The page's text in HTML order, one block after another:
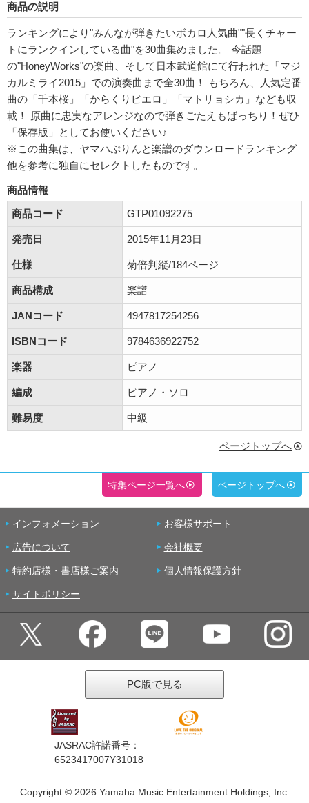
商品の説明
ランキングにより"みんなが弾きたいボカロ人気曲""長くチャー
トにランクインしている曲"を30曲集めました。 今話題
の"HoneyWorks"の楽曲、そして日本武道館にて行われた「マジ
カルミライ2015」での演奏曲まで全30曲！ もちろん、人気定番
曲の「千本桜」「からくりピエロ」「マトリョシカ」なども収
載！ 原曲に忠実なアレンジなので弾きごたえもばっちり！ぜひ
「保存版」としてお使いください♪
※この曲集は、ヤマハぷりんと楽譜のダウンロードランキング
他を参考に独自にセレクトしたものです。
商品情報
商品コード
GTP01092275
発売日 2015年11月23日
仕様 菊倍判縦/184ページ
商品構成 楽譜
JANコード 4947817254256
ISBNコード 9784636922752
楽器 ピアノ
編成 ピアノ・ソロ
難易度 中級
ページトップへ
特集ページ一覧へ ページトップへ
インフォメーション お客様サポート
広告について 会社概要
特約店様・書店様ご案内 個人情報保護方針
サイトポリシー
PC版で見る
JASRAC許諾番号：
6523417007Y31018
Copyright © 2026 Yamaha Music Entertainment Holdings, Inc.